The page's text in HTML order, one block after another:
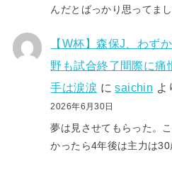
んだとばっかり思ってま
【W杯】森保J、わ
野も試合終了間際に
手は涙涙 にsaichin よ
2026年6月30日
夢は見させてもらった。
かったら4年後は主力は30